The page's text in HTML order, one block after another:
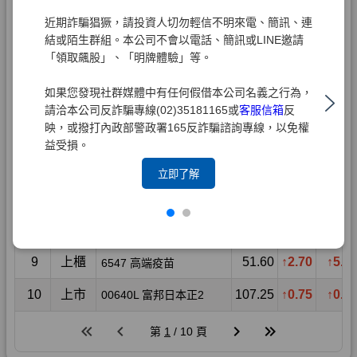
近期詐騙猖獗，請投資人切勿輕信不明來電、簡訊、連
結或陌生群組。本公司不會以電話、簡訊或LINE邀請
「領取飆股」、「明牌體驗」等。
如果您發現社群媒體中有任何假借本公司名義之行為，
請洽本公司反詐騙專線(02)35181165或客服信箱反
映，或撥打內政部警政署165反詐騙諮詢專線，以免權
益受損。
立即了解